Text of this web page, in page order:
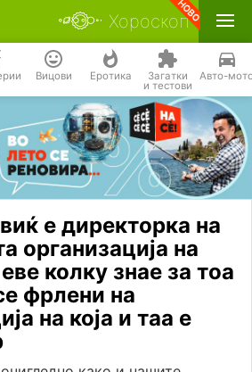
Хороскоп
Вицови Еротика Загатки
и тестови
Авто-
e директорка на
организација на
колку знае за тоа
фрлени на
на која и таа е